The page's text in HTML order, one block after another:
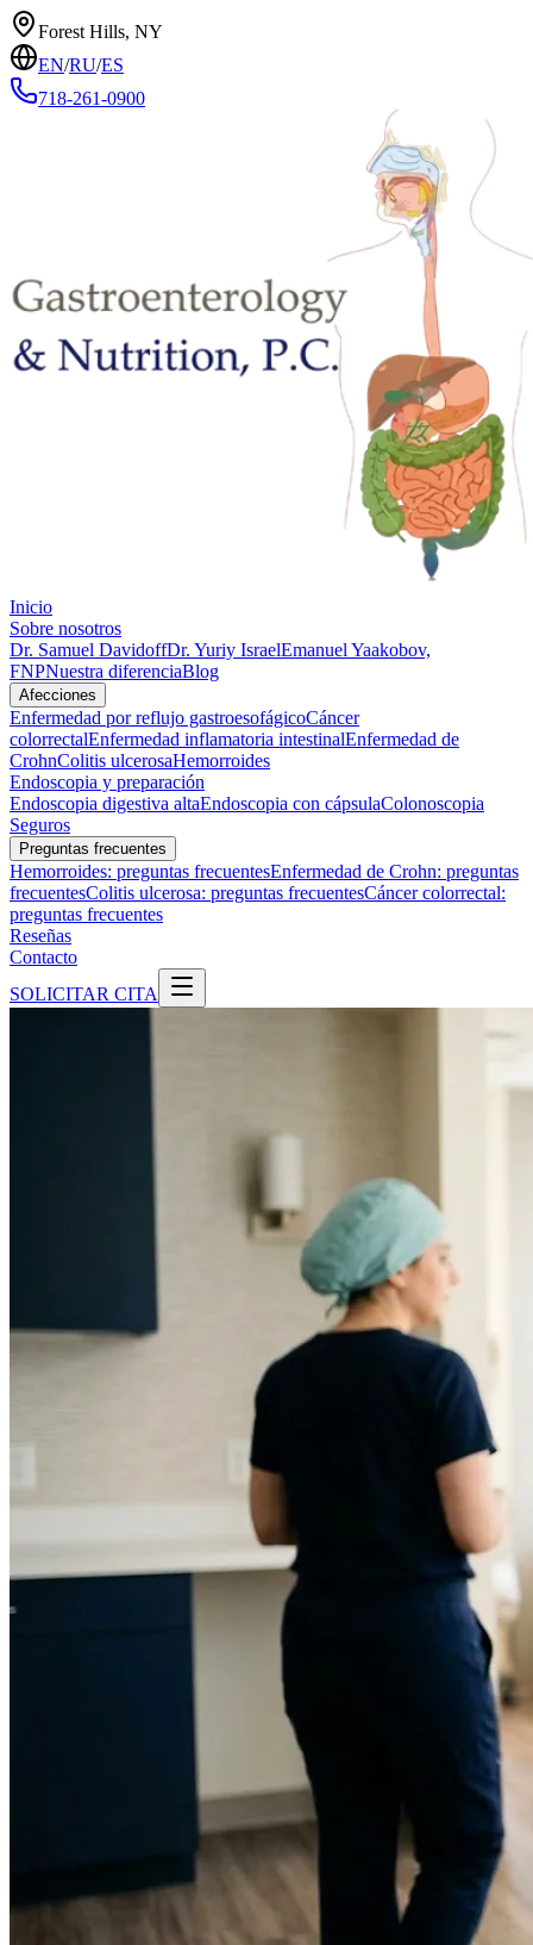
Forest Hills, NY
EN/RU/ES
718-261-0900
Inicio
Sobre nosotros
Dr. Samuel DavidoffDr. Yuriy IsraelEmanuel Yaakobov,
FNPNuestra diferenciaBlog
Afecciones
Enfermedad por reflujo gastroesofágicoCáncer
colorrectalEnfermedad inflamatoria intestinalEnfermedad de
CrohnColitis ulcerosaHemorroides
Endoscopia y preparación
Endoscopia digestiva altaEndoscopia con cápsulaColonoscopia
Seguros
Preguntas frecuentes
Hemorroides: preguntas frecuentesEnfermedad de Crohn: preguntas
frecuentesColitis ulcerosa: preguntas frecuentesCáncer colorrectal:
preguntas frecuentes
Reseñas
Contacto
SOLICITAR CITA